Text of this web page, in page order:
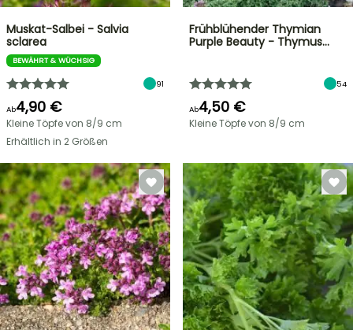
Muskat-Salbei - Salvia
sclarea
BEWÄHRT & WÜCHSIG
91
Ab4,90 €
Kleine Töpfe von 8/9 cm
Erhältlich in 2 Größen
Frühblühender Thymian
Purple Beauty - Thymus…
54
Ab4,50 €
Kleine Töpfe von 8/9 cm